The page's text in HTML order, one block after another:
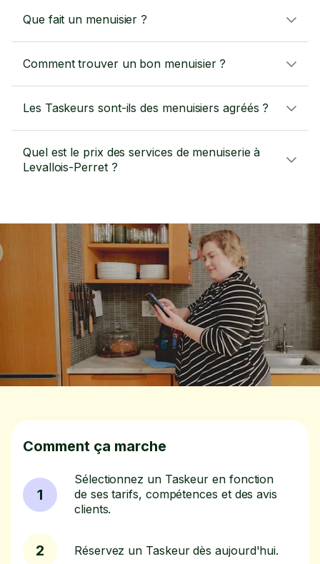
Que fait un menuisier ?
Comment trouver un bon menuisier ?
Les Taskeurs sont-ils des menuisiers agréés ?
Quel est le prix des services de menuiserie à
Levallois-Perret ?
Comment ça marche
1
Sélectionnez un Taskeur en fonction
de ses tarifs, compétences et des avis
clients.
2 Réservez un Taskeur dès aujourd'hui.